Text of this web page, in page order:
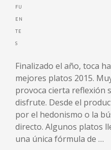
Finalizado el año, toca
mejores platos 2015.
provoca cierta reflexión
disfrute. Desde el
por el hedonismo o la
directo. Algunos platos
una única fórmula de …